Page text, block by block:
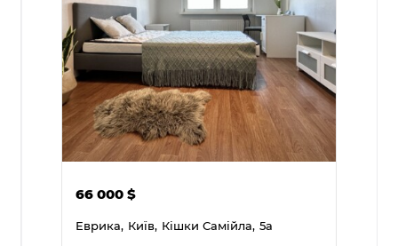
66 000$
Еврика, Київ, Кішки Самійла, 5а